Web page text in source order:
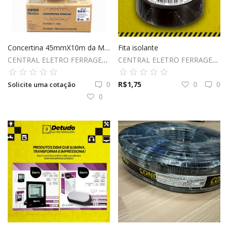
Concertina 45mmX10m da Morlan
CENTRAL ELETRO FERRAGENS LTDA
Solicite uma cotação
0
0
Fita isolante
CENTRAL ELETRO FERRAGENS LTDA
R$1,75 0
0